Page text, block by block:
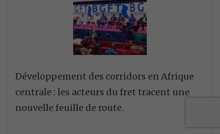
Développement des corridors en Afrique
centrale : les acteurs du fret tracent une
nouvelle feuille de route.